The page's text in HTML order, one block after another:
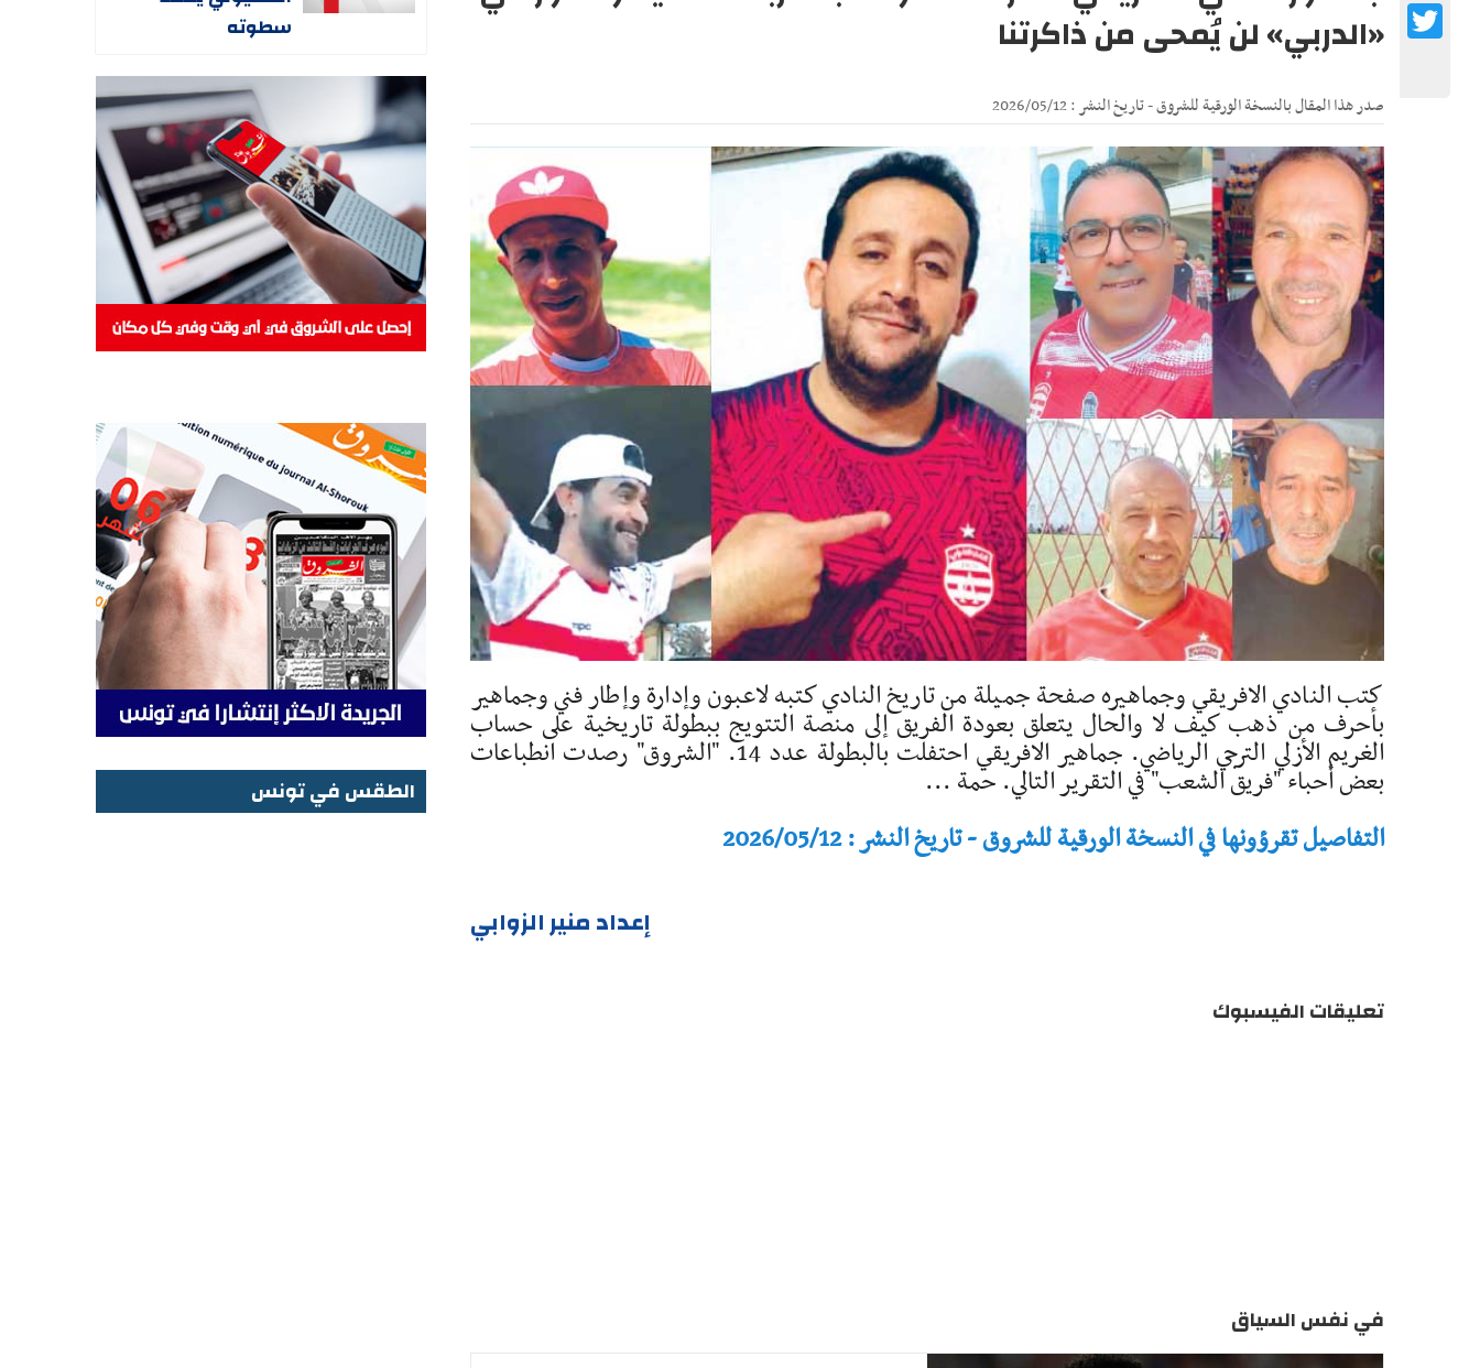
«الدربي» لن يُمحى من ذاكرتنا
صدر هذا المقال بالنسخة الورقية للشروق - تاريخ النشر : 2026/05/12
كتب النادي الافريقي وجماهيره صفحة جميلة من تاريخ النادي كتبه لاعبون وإدارة وإطار فني وجماهير
بأحرف من ذهب كيف لا والحال يتعلق بعودة الفريق إلى منصة التتويج ببطولة تاريخية على حساب
الغريم الأزلي الترجي الرياضي. جماهير الافريقي احتفلت بالبطولة عدد 14. "الشروق" رصدت انطباعات
بعض أحباء "فريق الشعب" في التقرير التالي. حمة ...
التفاصيل تقرؤونها في النسخة الورقية للشروق - تاريخ النشر : 2026/05/12
إعداد منير الزوابي
Twitter
تعليقات الفيسبوك
في نفس السياق
سطوته
الطقس في تونس